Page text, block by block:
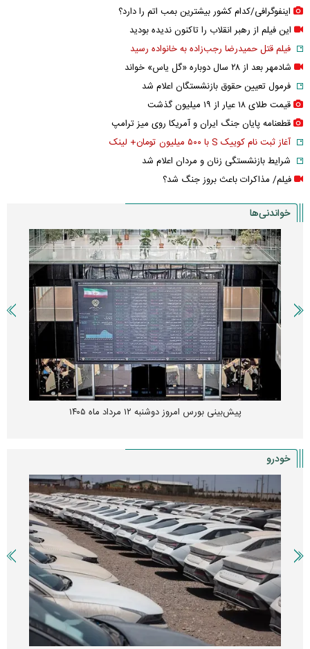
اینفوگرافی/کدام کشور بیشترین بمب اتم را دارد؟
این فیلم از رهبر انقلاب را تاکنون ندیده بودید
فیلم قتل حمیدرضا رجب‌زاده به خانواده رسید
شادمهر بعد از ۲۸ سال دوباره «گل یاس» خواند
فرمول تعیین حقوق بازنشستگان اعلام شد
قیمت طلای ۱۸ عیار از ۱۹ میلیون گذشت
قطعنامه پایان جنگ ایران و آمریکا روی میز ترامپ
آغاز ثبت نام کوییک S با ۵۰۰ میلیون تومان+ لینک
شرایط بازنشستگی زنان و مردان اعلام شد
فیلم/ مذاکرات باعث بروز جنگ شد؟
خواندنی‌ها
پیش‌بینی بورس امروز دوشنبه ۱۲ مرداد ماه ۱۴۰۵
خودرو